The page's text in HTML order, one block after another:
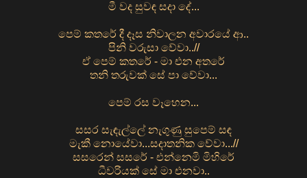
මී වද සුවඳ සදා දේ...
පෙම් කතරේ දී දෑස නිවාලන අවාරයේ ආ..
පිනි වරුසා වේවා..//
ඒ පෙම් කතරේ - මා එන අතරේ
තනි තරුවක් සේ පා වේවා...
පෙම් රස වෑහෙන...
සසර සැඳැල්ලේ නැගුණු සුපෙම් සඳ
මැකී නොයේවා...සදාතනික වේවා...//
සසරෙන් සසරේ - එන්නෙමි මිහිරේ
ධීවරියක් සේ මා එනවා..